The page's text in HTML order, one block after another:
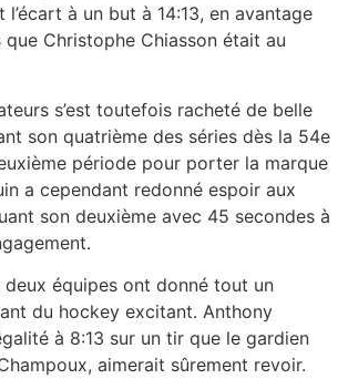
à un but à 14:13, en avantage
que Christophe Chiasson était au
s’est toutefois racheté de belle
son quatrième des séries dès la 54e
période pour porter la marque
a cependant redonné espoir aux
son deuxième avec 45 secondes à
deux équipes ont donné tout un
du hockey excitant. Anthony
à 8:13 sur un tir que le gardien
aimerait sûrement revoir.